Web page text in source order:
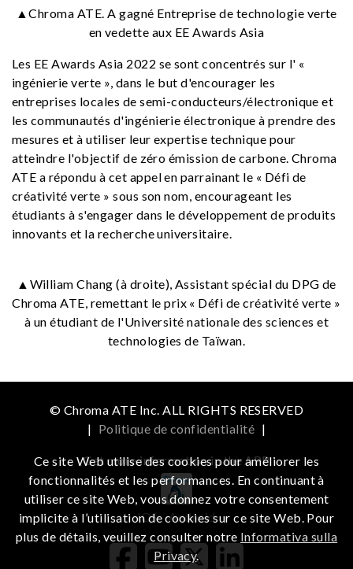
▲Chroma ATE. A gagné Entreprise de technologie verte
en vedette aux EE Awards Asia
Les EE Awards Asia 2022 se sont concentrés sur l' «
ingénierie verte », dans le but d'encourager les
entreprises locales de semi-conducteurs/électronique et
les communautés d'ingénierie électronique à prendre des
mesures et à utiliser leur expertise technique pour
atteindre l'objectif de zéro émission de carbone. Chroma
ATE a répondu à cet appel en parrainant le « Défi de
créativité verte » sous son nom, encourageant les
étudiants à s'engager dans le développement de produits
innovants et la recherche universitaire.
▲William Chang (à droite), Assistant spécial du DPG de
Chroma ATE, remettant le prix « Défi de créativité verte »
à un étudiant de l'Université nationale des sciences et
technologies de Taïwan.
© Chroma ATE Inc. ALL RIGHTS RESERVED
| Politique de confidentialité |
Get more information in the APP
iOS Android
Ce site Web utilise des cookies pour améliorer les
fonctionnalités et les performances. En continuant à
utiliser ce site Web, vous donnez votre consentement
implicite à l’utilisation de cookies sur ce site Web. Pour
plus de détails, veuillez consulter notre Informativa sulla
Privacy.